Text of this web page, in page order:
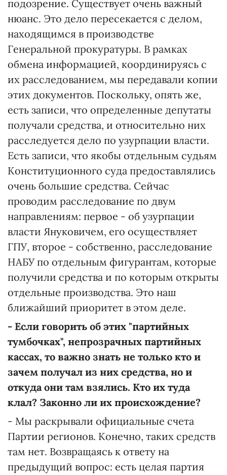
подозрение. Существует очень важный
нюанс. Это дело пересекается с делом,
находящимся в производстве
Генеральной прокуратуры. В рамках
обмена информацией, координируясь с
их расследованием, мы передавали копии
этих документов. Поскольку, опять же,
есть записи, что определенные депутаты
получали средства, и относительно них
расследуется дело по узурпации власти.
Есть записи, что якобы отдельным судьям
Конституционного суда предоставлялись
очень большие средства. Сейчас
проводим расследование по двум
направлениям: первое - об узурпации
власти Януковичем, его осуществляет
ГПУ, второе - собственно, расследование
НАБУ по отдельным фигурантам, которые
получили средства и по которым открыты
отдельные производства. Это наш
ближайший приоритет в этом деле.
- Если говорить об этих "партийных
тумбочках", непрозрачных партийных
кассах, то важно знать не только кто и
зачем получал из них средства, но и
откуда они там взялись. Кто их туда
клал? Законно ли их происхождение?
- Мы раскрывали официальные счета
Партии регионов. Конечно, таких средств
там нет. Возвращаясь к ответу на
предыдущий вопрос: есть целая партия